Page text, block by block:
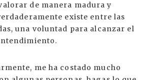
de manera madura y
existe entre las
una voluntad para alcanzar el
me ha costado mucho